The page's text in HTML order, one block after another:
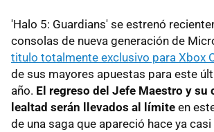
'Halo 5: Guardians' se estrenó
consolas de nueva generación de
titulo totalmente exclusivo para Xbox
de sus mayores apuestas para este
año. El regreso del Jefe Maestro y su
lealtad serán llevados al límite en
de una saga que apareció hace ya